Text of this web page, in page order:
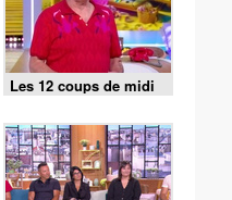
Les 12 coups de midi
du 5 août 2026